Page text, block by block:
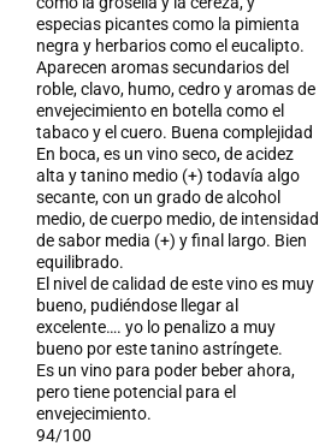
especias picantes como la pimienta
negra y herbarios como el eucalipto.
Aparecen aromas secundarios del
roble, clavo, humo, cedro y aromas de
envejecimiento en botella como el
tabaco y el cuero. Buena complejidad
En boca, es un vino seco, de acidez
alta y tanino medio (+) todavía algo
secante, con un grado de alcohol
medio, de cuerpo medio, de intensidad
de sabor media (+) y final largo. Bien
equilibrado.
El nivel de calidad de este vino es muy
bueno, pudiéndose llegar al
excelente…. yo lo penalizo a muy
bueno por este tanino astríngete.
Es un vino para poder beber ahora,
pero tiene potencial para el
envejecimiento.
94/100